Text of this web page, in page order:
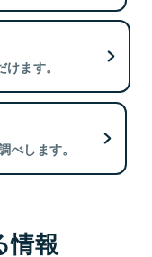
ます。
べします。
情報